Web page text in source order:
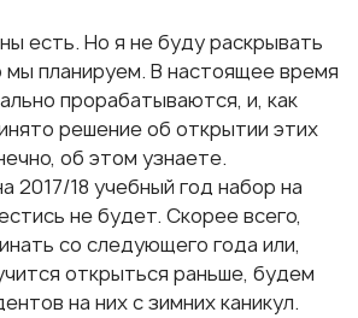
есть. Но я не буду раскрывать
мы планируем. В настоящее время
прорабатываются, и, как
решение об открытии этих
об этом узнаете.
2017/18 учебный год набор на
не будет. Скорее всего,
со следующего года или,
открыться раньше, будем
на них с зимних каникул.